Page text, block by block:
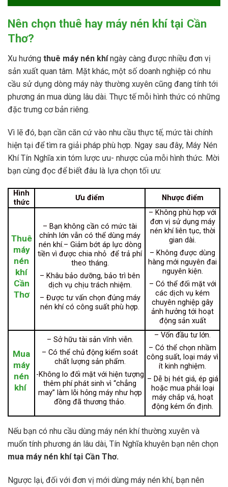
Nên chọn thuê hay máy nén khí tại Cần
Thơ?
Xu hướng thuê máy nén khíngày càng được nhiều đơn vị
sản xuất quan tâm. Mặt khác, một số doanh nghiệp có nhu
cầu sử dụng dòng máy này thường xuyên cũng đang tính tới
phương án mua dùng lâu dài. Thực tế mỗi hình thức có những
đặc trưng cơ bản riêng.
Vì lẽ đó, bạn cần căn cứ vào nhu cầu thực tế, mức tài chính
hiện tại để tìm ra giải pháp phù hợp. Ngay sau đây, Máy Nén
Khí Tín Nghĩa xin tóm lược ưu- nhược của mỗi hình thức. Mời
bạn cùng đọc để biết đâu là lựa chọn tối ưu:
Hình
thức
Ưu điểm Nhược điểm
Thuê
máy
nén
khí
Cần
Thơ
– Bạn không cần có mức tài
chính lớn vẫn có thể dùng máy
nén khí.– Giảm bớt áp lực dòng
tiền vì được chia nhỏ để trả phí
theo tháng.
– Khâu bảo dưỡng, bảo trì bên
dịch vụ chịu trách nhiệm.
– Được tư vấn chọn đúng máy
nén khí có công suất phù hợp.
– Không phù hợp với
đơn vị sử dụng máy
nén khí liên tục, thời
gian dài.
– Không được dùng
hàng mới nguyên đai
nguyên kiện.
– Có thể đối mặt với
các dịch vụ kém
chuyên nghiệp gây
ảnh hưởng tới hoạt
động sản xuất
Mua
máy
nén
khí
– Sở hữu tài sản vĩnh viễn.
– Có thể chủ động kiểm soát
chất lượng sản phẩm.
-Không lo đối mặt với hiện tượng
thêm phí phát sinh vì “chẳng
may” làm lỗi hỏng máy như hợp
đồng đã thương thảo.
– Vốn đầu tư lớn.
– Có thể chọn nhầm
công suất, loại máy vì
ít kinh nghiệm.
– Dễ bị hét giá, ép giá
hoặc mua phải loại
máy chắp vá, hoạt
động kém ổn định.
Nếu bạn có nhu cầu dùng máy nén khí thường xuyên và
muốn tính phương án lâu dài, Tín Nghĩa khuyên bạn nên chọn
mua máy nén khí tại Cần Thơ.
Ngược lại, đối với đơn vị mới dùng máy nén khí, bạn nên